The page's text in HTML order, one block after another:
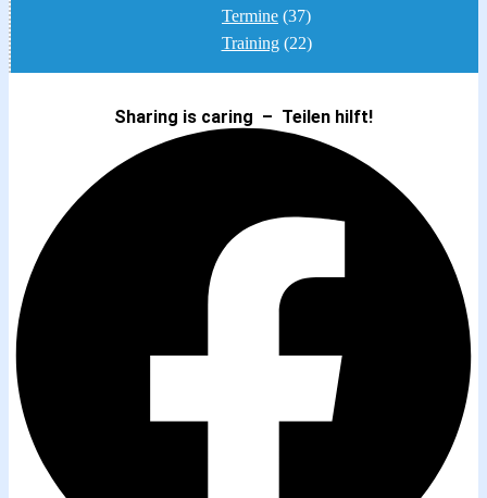
Termine (37)
Training(22)
Sharing is caring – Teilen hilft!